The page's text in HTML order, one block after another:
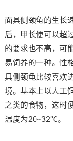
面具侧颈龟的生长
后，甲长便可以超
的要求也不高，可
易饲养的一种。性
具侧颈龟比较喜欢
境。基本上以人工
之类的食物，这时
温度为20~32℃。